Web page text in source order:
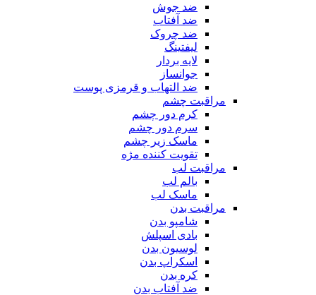
ضد جوش
ضد آفتاب
ضد چروک
لیفتینگ
لایه بردار
جوانساز
ضد التهاب و قرمزی پوست
مراقبت چشم
کرم دور چشم
سرم دور چشم
ماسک زیر چشم
تقویت کننده مژه
مراقبت لب
بالم لب
ماسک لب
مراقبت بدن
شامپو بدن
بادی اسپلش
لوسیون بدن
اسکراپ بدن
کره بدن
ضد آفتاب بدن